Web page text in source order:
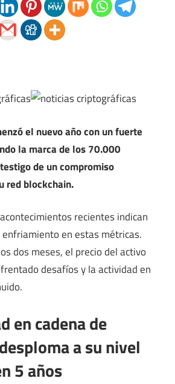
el nuevo año con un fuerte
la marca de los 70.000
de un compromiso
red blockchain.
recientes indican
en estas métricas.
dos meses, el precio del activo
desafíos y la actividad en
en cadena de
a su nivel
5 años